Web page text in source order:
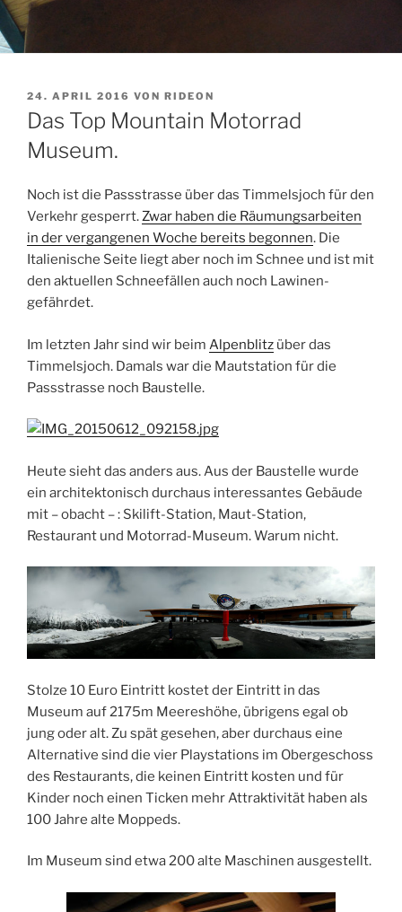
VERÖFFENTLICHT
AM
24. APRIL 2016 VON RIDEON
Das Top Mountain Motorrad
Museum.
Noch ist die Passstrasse über das Timmelsjoch für den
Verkehr gesperrt.Zwar haben die Räumungsarbeiten
in der vergangenen Woche bereits begonnen. Die
Italienische Seite liegt aber noch im Schnee und ist mit
den aktuellen Schneefällen auch noch Lawinen-
gefährdet.
Im letzten Jahr sind wir beim Alpenblitz über das
Timmelsjoch. Damals war die Mautstation für die
Passstrasse noch Baustelle.
Heute sieht das anders aus. Aus der Baustelle wurde
ein architektonisch durchaus interessantes Gebäude
mit – obacht – : Skilift-Station, Maut-Station,
Restaurant und Motorrad-Museum. Warum nicht.
Stolze 10 Euro Eintritt kostet der Eintritt in das
Museum auf 2175m Meereshöhe, übrigens egal ob
jung oder alt. Zu spät gesehen, aber durchaus eine
Alternative sind die vier Playstations im Obergeschoss
des Restaurants, die keinen Eintritt kosten und für
Kinder noch einen Ticken mehr Attraktivität haben als
100 Jahre alte Moppeds.
Im Museum sind etwa 200 alte Maschinen ausgestellt.